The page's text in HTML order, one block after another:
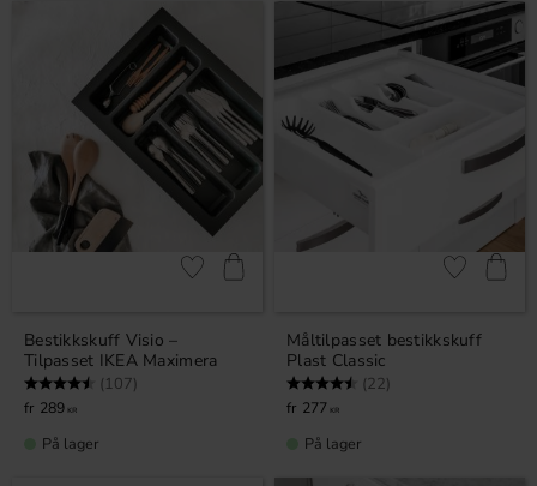
Bestikkskuff Visio –
Tilpasset IKEA Maximera
Karakter: (107)
289 KR
Lagre som favoritt
På lager
Måltilpasset bestikkskuff
Plast Classic
Karakter: (22)
277 KR
Lagre som
På lager